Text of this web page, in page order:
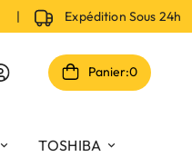
Expédition Sous 24h
Panier:0
TOSHIBA